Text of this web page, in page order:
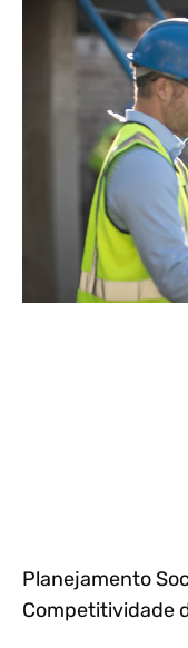
Planejamento
Competitividade